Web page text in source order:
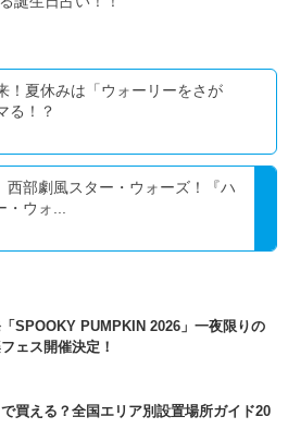
！夏休みは「ウォーリーをさが
る！？
西部劇風スター・ウォーズ！『ハ
ウォ...
SPOOKY PUMPKIN 2026」一夜限りの
ェス開催決定！
買える？全国エリア別設置場所ガイド20